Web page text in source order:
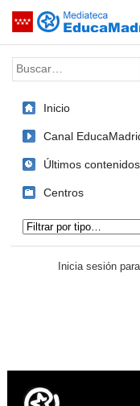
Saltar navegación
Palabra o frase:
Inicio
Canal
Últimos contenidos
Centros
Inicia sesión